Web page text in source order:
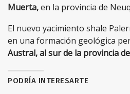
Muerta,en la provincia de
El nuevo yacimiento shale
en una formación geológica
Austral, al sur de la provincia
PODRÍA INTERESARTE